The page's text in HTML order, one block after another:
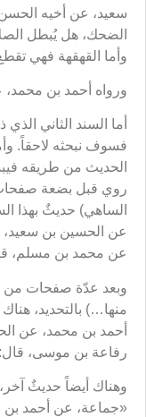
سعيد، عن أخيه
الضحك، هل يُبطل
وأما القهقهة فهي
ورواه أحمد بن
أما السند الثاني
فسوف نبحثه لاحقاً.
الحديث من طريقه
روي قبل بضعة
الساهي) حديثٌ بهذا
عن الحسين بن
عن محمد بن مسلم،
وبعد عدّة صفحات من
منها…) بالتحديد،
أحمد بن محمد، عن
رفاعة بن موسى،
وهناك أيضاً حديثٌ
«جماعة، عن أحمد